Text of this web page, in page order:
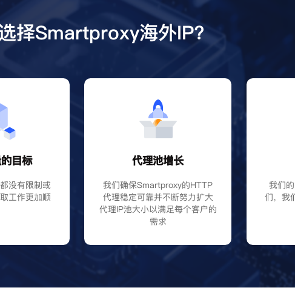
择Smartproxy海外IP？
目标
没有限制或
工作更加顺
代理池增长
我们确保Smartproxy的HTTP
代理稳定可靠并不断努力扩大
代理IP池大小以满足每个客户的
需求
我们
们，我